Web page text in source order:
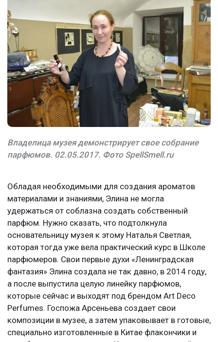
Владелица музея демонстрирует свое собрание
парфюмов. 02.05.2017. Фото SpellSmell.ru
Обладая необходимыми для создания ароматов
материалами и знаниями, Элина не могла
удержаться от соблазна создать собственный
парфюм. Нужно сказать, что подтолкнула
основательницу музея к этому Наталья Светлая,
которая тогда уже вела практический курс в Школе
парфюмеров. Свои первые духи «Ленинградская
фантазия» Элина создала не так давно, в 2014 году,
а после выпустила целую линейку парфюмов,
которые сейчас и выходят под брендом Art Deco
Perfumes. Госпожа Арсеньева создает свои
композиции в музее, а затем упаковывает в готовые,
специально изготовленные в Китае флакончики и